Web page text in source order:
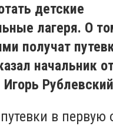
детские
лагеря. О
получат
начальник
Игорь
в первую